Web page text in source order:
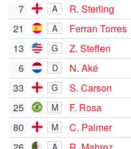
7
A R. Sterling
21 A
Ferran Torres
13
G
Z. Steffen
6
D
N. Aké
33
G
S. Carson
25
M
F. Rosa
80
M
C. Palmer